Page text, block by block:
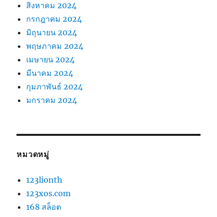
สิงหาคม 2024
กรกฎาคม 2024
มิถุนายน 2024
พฤษภาคม 2024
เมษายน 2024
มีนาคม 2024
กุมภาพันธ์ 2024
มกราคม 2024
หมวดหมู่
123lionth
123xos.com
168 สล็อต